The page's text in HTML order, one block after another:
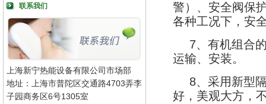
联系我们
上海新宁热能设备有限公司市场部
地址：上海市普陀区交通路4703弄李
子园商务区6号1305室
警）、安全阀保
各种工况下 ，安
7、有机组合
运输、安装。
8、采用新型
好，美观大方，